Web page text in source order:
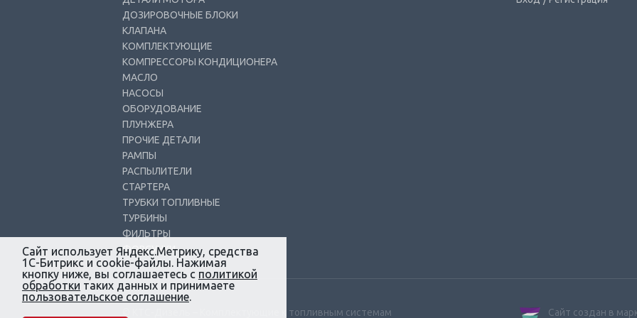
ДОЗИРОВОЧНЫЕ БЛОКИ
КЛАПАНА
КОМПЛЕКТУЮЩИЕ
КОМПРЕССОРЫ КОНДИЦИОНЕРА
МАСЛО
НАСОСЫ
ОБОРУДОВАНИЕ
ПЛУНЖЕРА
ПРОЧИЕ ДЕТАЛИ
РАМПЫ
РАСПЫЛИТЕЛИ
СТАРТЕРА
ТРУБКИ ТОПЛИВНЫЕ
ТУРБИНЫ
ФИЛЬТРЫ
ФОРСУНКИ
© КТС-Дизель – Комплектующие к топливным системам
Сайт создан в
Сайт использует Яндекс.Метрику, средства
1С-Битрикс и cookie-файлы. Нажимая
кнопку ниже, вы соглашаетесь с политикой
обработки таких данных и принимаете
пользовательское соглашение.